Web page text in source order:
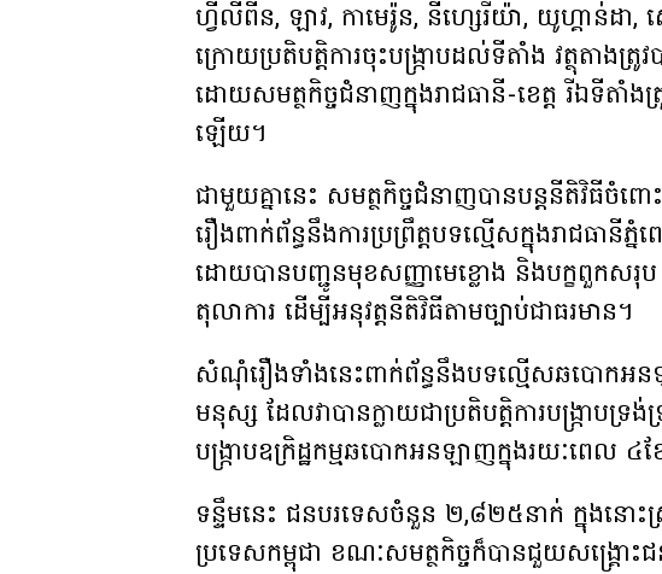
ហ្វីលីពីន, ឡាវ, កាមេរ៉ូន, នីហ្សេរីយ៉ា, យូហ្គាន់ដា
ក្រោយប្រតិបត្តិការចុះបង្ក្រាបដល់ទីតាំង វត្ថុតាងត្រូ
ដោយសមត្ថកិច្ចជំនាញក្នុងរាជធានី-ខេត្ត រីឯទីតាំ
ឡើយ។
ជាមួយគ្នានេះ សមត្ថកិច្ចជំនាញបានបន្តនីតិវិ
រឿងពាក់ព័ន្ធនឹងការប្រព្រឹត្តបទល្មើសក្នុងរាជធ
ដោយបានបញ្ជូនមុខសញ្ញាមេខ្លោង និងបក្ខពួកស
តុលាការ ដើម្បីអនុវត្តនីតិវិធីតាមច្បាប់ជាធរមាន។
សំណុំរឿងទាំងនេះពាក់ព័ន្ធនឹងបទល្មើសឆបោកអ
មនុស្ស ដែលវាបានក្លាយជាប្រតិបត្តិការបង្រ្កាបទ្
បង្ក្រាបឧក្រិដ្ឋកម្មឆបោកអនឡាញក្នុងរយៈពេល
ទន្ទឹមនេះ ជនបរទេសចំនួន ២,៨២៥នាក់ ក្នុងនោះ
ប្រទេសកម្ពុជា ខណៈសមត្ថកិច្ចក៏បានជួយសង្រ្គោះ